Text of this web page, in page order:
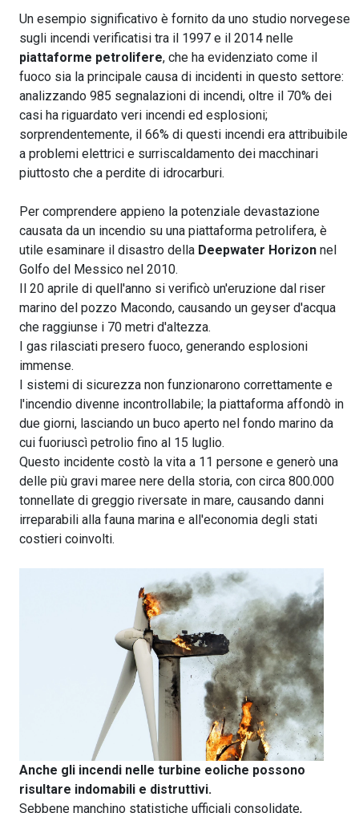
Un esempio significativo è fornito da uno studio norvegese
sugli incendi verificatisi tra il 1997 e il 2014 nelle
piattaforme petrolifere, che ha evidenziato come il
fuoco sia la principale causa di incidenti in questo settore:
analizzando 985 segnalazioni di incendi, oltre il 70% dei
casi ha riguardato veri incendi ed esplosioni;
sorprendentemente, il 66% di questi incendi era attribuibile
a problemi elettrici e surriscaldamento dei macchinari
piuttosto che a perdite di idrocarburi.
Per comprendere appieno la potenziale devastazione
causata da un incendio su una piattaforma petrolifera, è
utile esaminare il disastro della Deepwater Horizon nel
Golfo del Messico nel 2010.
Il 20 aprile di quell'anno si verificò un'eruzione dal riser
marino del pozzo Macondo, causando un geyser d'acqua
che raggiunse i 70 metri d'altezza.
I gas rilasciati presero fuoco, generando esplosioni
immense.
I sistemi di sicurezza non funzionarono correttamente e
l'incendio divenne incontrollabile; la piattaforma affondò in
due giorni, lasciando un buco aperto nel fondo marino da
cui fuoriuscì petrolio fino al 15 luglio.
Questo incidente costò la vita a 11 persone e generò una
delle più gravi maree nere della storia, con circa 800.000
tonnellate di greggio riversate in mare, causando danni
irreparabili alla fauna marina e all'economia degli stati
costieri coinvolti.
Anche gli incendi nelle turbine eoliche possono
risultare indomabili e distruttivi.
Sebbene manchino statistiche ufficiali consolidate,